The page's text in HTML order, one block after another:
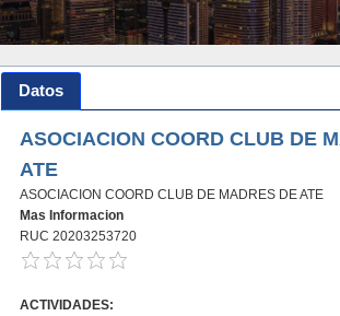
Datos
ASOCIACION COORD CLUB DE
ATE
ASOCIACION COORD CLUB DE MADRES DE ATE
Mas Informacion
RUC 20203253720
ACTIVIDADES: